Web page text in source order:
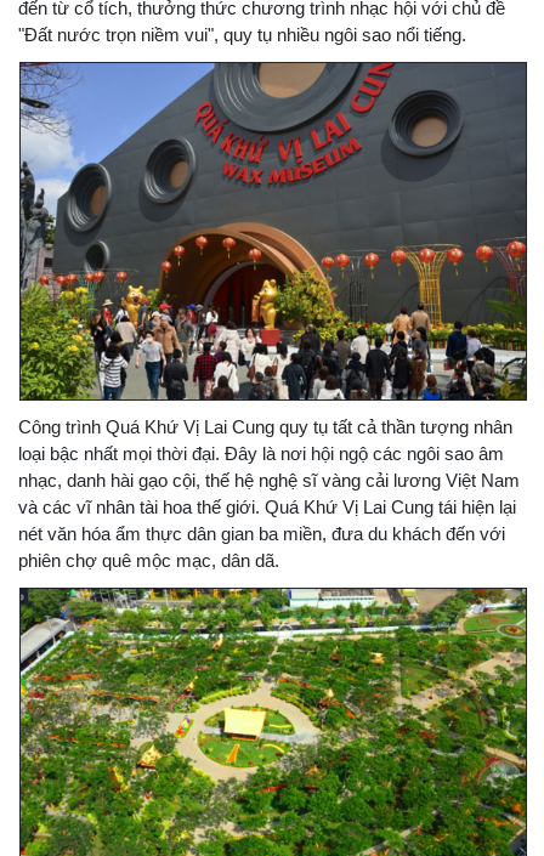
đến từ cổ tích, thưởng thức chương trình nhạc hội với chủ đề
"Đất nước trọn niềm vui", quy tụ nhiều ngôi sao nổi tiếng.
Công trình Quá Khứ Vị Lai Cung quy tụ tất cả thần tượng nhân
loại bậc nhất mọi thời đại. Đây là nơi hội ngộ các ngôi sao âm
nhạc, danh hài gạo cội, thế hệ nghệ sĩ vàng cải lương Việt Nam
và các vĩ nhân tài hoa thế giới. Quá Khứ Vị Lai Cung tái hiện lại
nét văn hóa ẩm thực dân gian ba miền, đưa du khách đến với
phiên chợ quê mộc mạc, dân dã.